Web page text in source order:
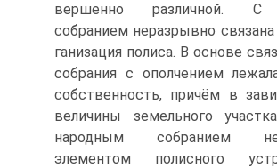
вершенно различной. С
собранием неразрывно
ганизация полиса. В основе
собрания с ополчением
собственность, причём в
величины земельного
народным собранием
элементом полисного